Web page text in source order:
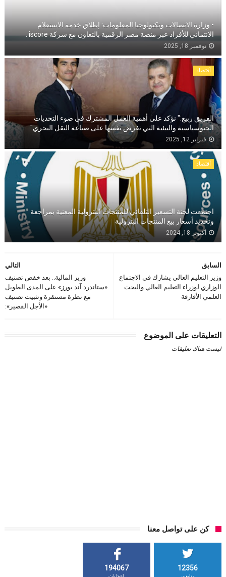
• وزارة الاتصالات وتكنولوجيا المعلومات: إطلاق خدمة الاستعلام
الائتماني للأفراد عبر منصة مصر الرقمية بالتعاون مع شركة iscore .
نوفمبر 18, 2025
أقتصاد
الفريق ربيع:" نؤكد على أهمية العمل المشترك في ضوء التحديات
الجيوسياسية والبيئية التي تفرض نفسها على صناعة النقل البحري"
فبراير 12, 2025
أقتصاد
اجتمعت لجنة التسعير التلقائي للمنتجات البترولية المعنية بمراجعة
وتحديد أسعار بيع المنتجات البترولية
أكتوبر 18, 2024
التالي
وزير المالية.. بعد خفض تصنيف
«ستاندرد آند بورز» على المدى الطويل
مع نظرة مستقرة وتثبيت تصنيف
«الأجل القصير»:
السابق
وزير التعليم العالي يشارك في الاجتماع
الوزاري لوزراء التعليم العالي والبحث
العلمي الأفارقة
التعليقات على الموضوع
ليست هناك تعليقات
كن على تواصل معنا
12356
متابعين
194067
إعجابات